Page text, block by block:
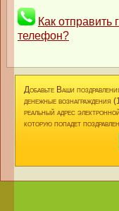
Как отправить
телефон?
Добавьте Ваши
денежные вознаграждения
реальный адрес
которую попадет